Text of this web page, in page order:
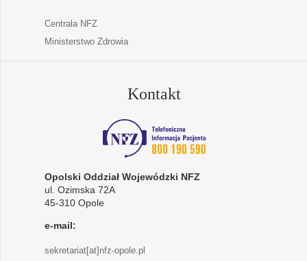
Centrala NFZ
Ministerstwo Zdrowia
Kontakt
Opolski Oddział Wojewódzki NFZ
ul. Ozimska 72A
45-310 Opole
e-mail:
sekretariat[at]nfz-opole.pl